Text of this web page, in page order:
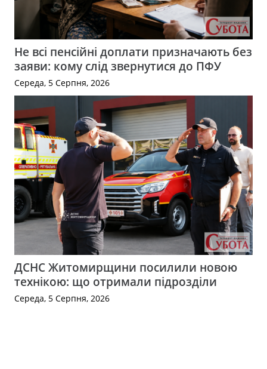
Не всі пенсійні доплати призначають без
заяви: кому слід звернутися до ПФУ
Середа, 5 Серпня, 2026
ДСНС Житомирщини посилили новою
технікою: що отримали підрозділи
Середа, 5 Серпня, 2026